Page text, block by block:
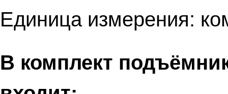
Единица измерения:
В комплект